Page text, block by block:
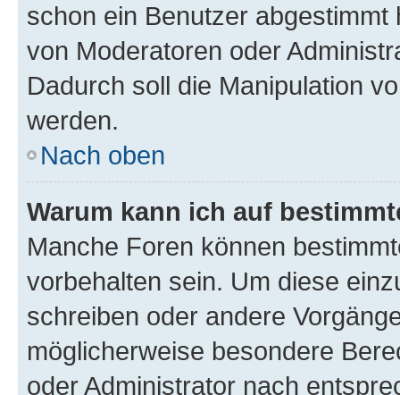
schon ein Benutzer
von Moderatoren oder
Dadurch soll die Manipulation
werden.
Nach oben
Warum kann ich auf
Manche Foren können
vorbehalten sein. Um diese
schreiben oder andere
möglicherweise besondere
oder Administrator nach